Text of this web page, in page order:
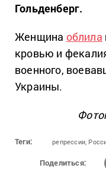
Гольденберг.
Женщина облила
кровью и
военного,
Украины.
Теги: репрессии,
Поделиться: